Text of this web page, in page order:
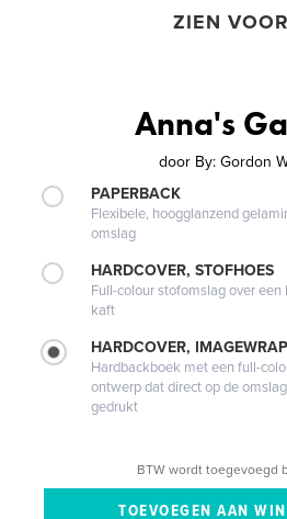
ZIEN
Anna's
door By: Gordon
PAPERBACK
Flexibele, hoogglanzend
omslag
HARDCOVER, STOFHOES
Full-colour stofomslag over een
kaft
HARDCOVER, IMAGEWRAP
Hardbackboek met een full-
ontwerp dat direct op de
gedrukt
BTW wordt toegevoegd